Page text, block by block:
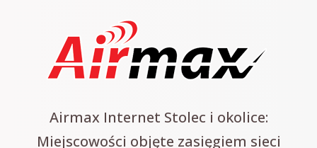
Airmax Internet Stolec i okolice:
Miejscowości objęte zasięgiem sieci